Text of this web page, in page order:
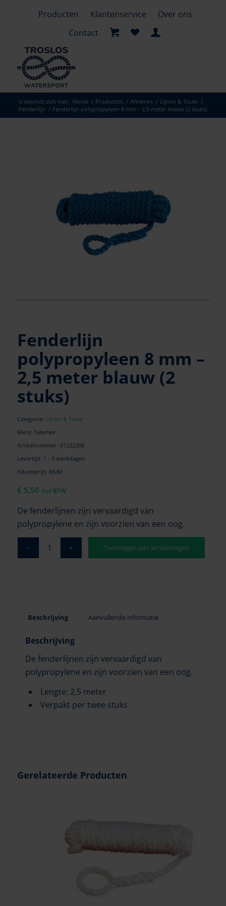
Producten Klantenservice
Over ons
Contact
U bevindt zich hier: Home / Producten / Afmeren / Lijnen & Touw /
Fenderlijn / Fenderlijn polypropyleen 8 mm – 2,5 meter blauw (2 stuks)
Fenderlijn
polypropyleen 8 mm –
2,5 meter blauw (2
stuks)
Categorie: Lijnen & Touw
Merk: Talamex
Artikelnummer: 01222208
Levertijd: 1 - 3 werkdagen
Adviesprijs: €6,80
€ 5,50 incl BTW
De fenderlijnen zijn vervaardigd van
polypropylene en zijn voorzien van een oog.
Toevoegen aan winkelwagen
Beschrijving Aanvullende informatie
Beschrijving
De fenderlijnen zijn vervaardigd van
polypropylene en zijn voorzien van een oog.
Lengte: 2,5 meter
Verpakt per twee stuks
Gerelateerde Producten